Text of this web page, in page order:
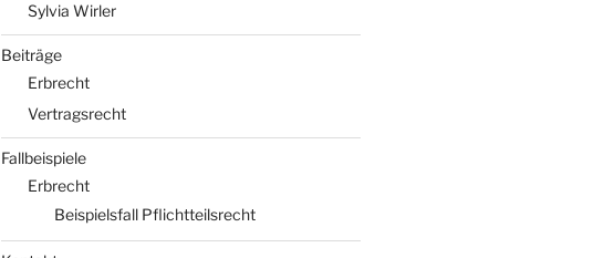
Sylvia Wirler
Beiträge
Erbrecht
Vertragsrecht
Fallbeispiele
Erbrecht
Beispielsfall Pflichtteilsrecht